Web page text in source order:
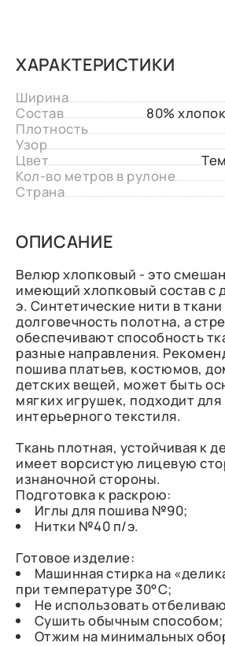
ХАРАКТЕРИСТИКИ
Ширина
Состав
80%
Плотность
Узор
Цвет
Кол-во метров в рулоне
Страна
ОПИСАНИЕ
Велюр хлопковый - это
имеющий хлопковый состав с
э. Синтетические нити в
долговечность полотна, а
обеспечивают способность
разные направления.
пошива платьев, костюмов,
детских вещей, может быть
мягких игрушек, подходит
интерьерного текстиля.
Ткань плотная, устойчивая к
имеет ворсистую лицевую
изнаночной стороны.
Подготовка к раскрою:
Иглы для пошива №90;
Нитки №40 п/э.
Готовое изделие:
Машинная стирка на
при температуре 30°С;
Не использовать
Сушить обычным способом;
Отжим на минимальных